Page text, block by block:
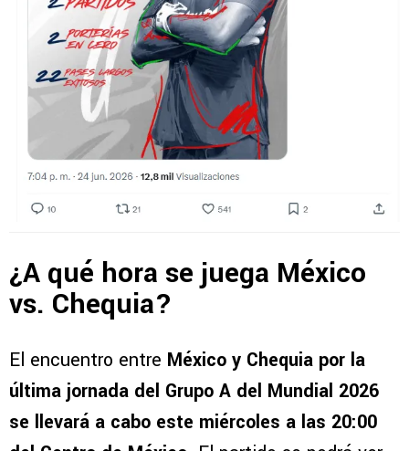
¿A qué hora se juega México
vs. Chequia?
El encuentro entre México y Chequia por la
última jornada del Grupo A del Mundial 2026
se llevará a cabo este miércoles a las 20:00